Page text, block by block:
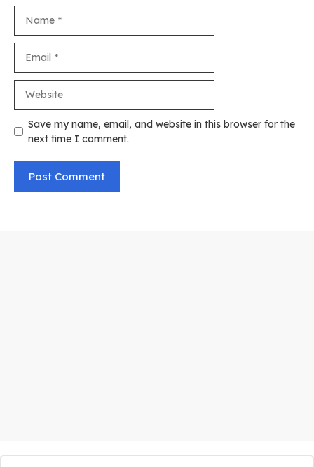
Save my name, email, and website in this browser for the
next time I comment.